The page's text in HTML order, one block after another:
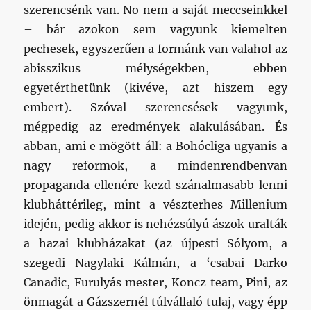
szerencsénk van. No nem a saját meccseinkkel
– bár azokon sem vagyunk kiemelten
pechesek, egyszerűen a formánk van valahol az
abisszikus mélységekben, ebben
egyetérthetünk (kivéve, azt hiszem egy
embert). Szóval szerencsések vagyunk,
mégpedig az eredmények alakulásában. És
abban, ami e mögött áll: a Bohócliga ugyanis a
nagy reformok, a mindenrendbenvan
propaganda ellenére kezd szánalmasabb lenni
klubháttérileg, mint a vészterhes Millenium
idején, pedig akkor is nehézsúlyú ászok uralták
a hazai klubházakat (az újpesti Sólyom, a
szegedi Nagylaki Kálmán, a ‘csabai Darko
Canadic, Furulyás mester, Koncz team, Pini, az
önmagát a Gázszernél túlvállaló tulaj, vagy épp